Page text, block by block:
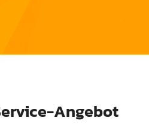
Angebot